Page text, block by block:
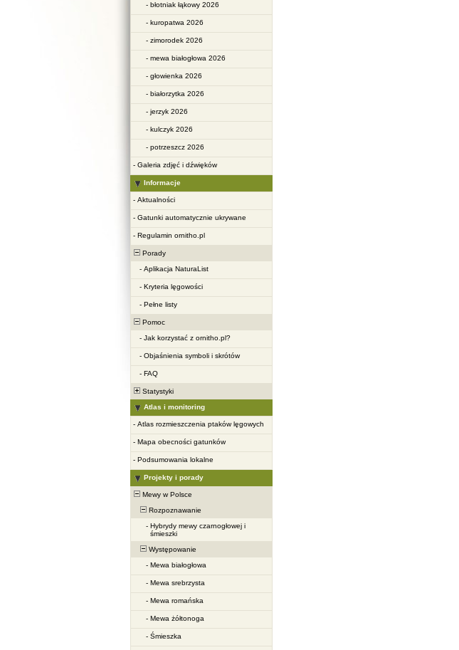
- błotniak łąkowy 2026
- kuropatwa 2026
- zimorodek 2026
- mewa białogłowa 2026
- głowienka 2026
- białorzytka 2026
- jerzyk 2026
- kulczyk 2026
- potrzeszcz 2026
- Galeria zdjęć i dźwięków
Informacje
- Aktualności
- Gatunki automatycznie ukrywane
- Regulamin ornitho.pl
Porady
- Aplikacja NaturaList
- Kryteria lęgowości
- Pełne listy
Pomoc
- Jak korzystać z ornitho.pl?
- Objaśnienia symboli i skrótów
- FAQ
Statystyki
Atlas i monitoring
- Atlas rozmieszczenia ptaków lęgowych
- Mapa obecności gatunków
- Podsumowania lokalne
Projekty i porady
Mewy w Polsce
Rozpoznawanie
- Hybrydy mewy czarnogłowej i
śmieszki
Występowanie
- Mewa białogłowa
- Mewa srebrzysta
- Mewa romańska
- Mewa żółtonoga
- Śmieszka